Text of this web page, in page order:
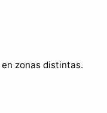
zonas distintas.